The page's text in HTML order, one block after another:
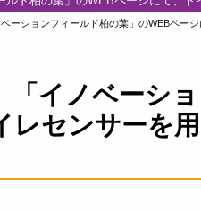
ベーションフィールド柏の葉」のWEBペー
「イノベーシ
レセンサーを